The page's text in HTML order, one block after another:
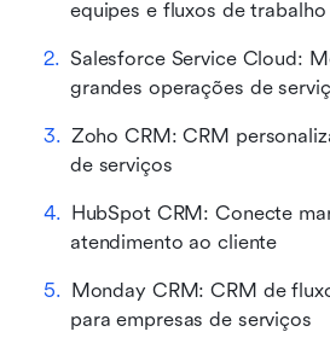
equipes e fluxos de trabalho
Salesforce Service Cloud:
grandes operações de
Zoho CRM: CRM
de serviços
HubSpot CRM: Conecte
atendimento ao cliente
Monday CRM: CRM de
para empresas de serviços